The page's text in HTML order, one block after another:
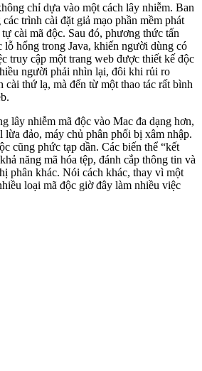
chỉ dựa vào một cách lây nhiễm. Ban
trình cài đặt giả mạo phần mềm phát
cài mã độc. Sau đó, phương thức tấn
lỗ hổng trong Java, khiến người dùng có
truy cập một trang web được thiết kế độc
người phải nhìn lại, đôi khi rủi ro
thứ lạ, mà đến từ một thao tác rất bình
lây nhiễm mã độc vào Mac đa dạng hơn,
lừa đảo, máy chủ phân phối bị xâm nhập.
cũng phức tạp dần. Các biến thể “kết
năng mã hóa tệp, đánh cắp thông tin và
phân khác. Nói cách khác, thay vì một
loại mã độc giờ đây làm nhiều việc